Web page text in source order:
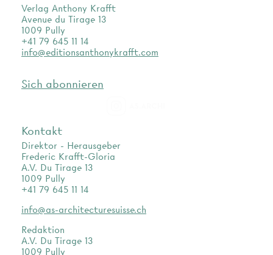
Verlag Anthony Krafft
Avenue du Tirage 13
1009 Pully
+41 79 645 11 14
info@editionsanthonykrafft.com
Sich abonnieren
Kontakt
Direktor - Herausgeber
Frederic Krafft-Gloria
A.V. Du Tirage 13
1009 Pully
+41 79 645 11 14
info@as-architecturesuisse.ch
Redaktion
A.V. Du Tirage 13
1009 Pully